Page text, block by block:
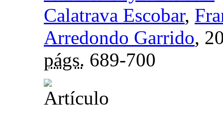
Calatrava Escobar,
Arredondo Garrido,
págs. 689-700